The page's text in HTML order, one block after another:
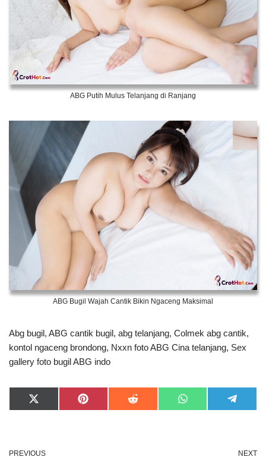
ABG Putih Mulus Telanjang di Ranjang
ABG Bugil Wajah Cantik Bikin Ngaceng Maksimal
Abg bugil, ABG cantik bugil, abg telanjang, Colmek abg cantik,
kontol ngaceng brondong, Nxxn foto ABG Cina telanjang, Sex
gallery foto bugil ABG indo
PREVIOUS NEXT